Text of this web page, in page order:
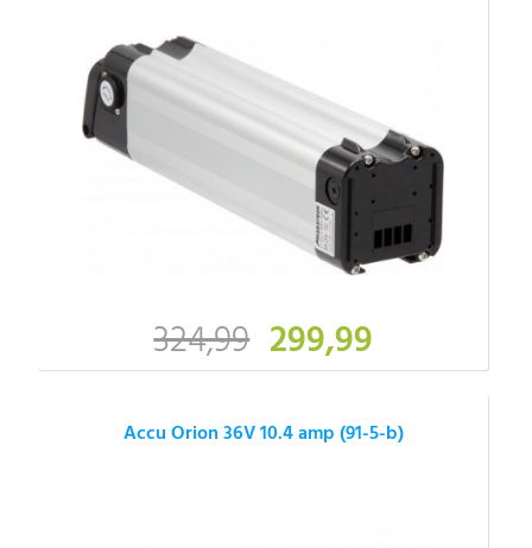
324,99 299,99
Accu Orion 36V 10.4 amp (91-5-b)